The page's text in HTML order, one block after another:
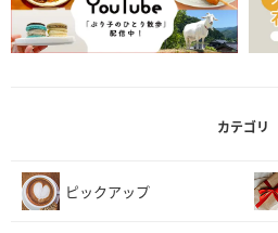
カテゴリ
ピックアップ